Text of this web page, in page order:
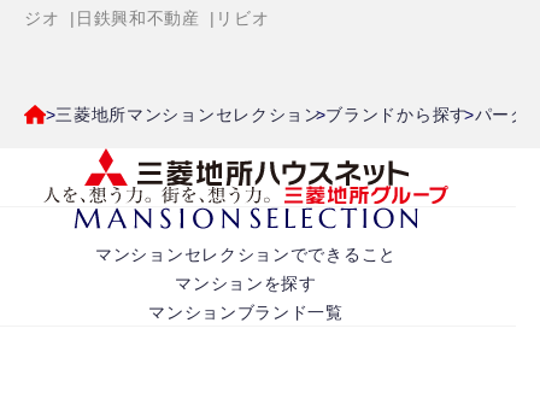
ジオ
日鉄興和不動産 リビオ
三菱地所マンションセレクション ブランドから探す パーク
マンションセレクションでできること
マンションを探す
マンションブランド一覧